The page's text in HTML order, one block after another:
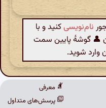
نام‌نویسیکنید و با
👤 گوشهٔ پایین سمت
شوید.
معرفی
پرسش‌های متداول